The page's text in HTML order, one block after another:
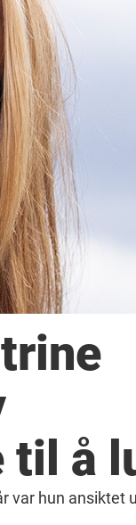
til å
var hun ansiktet